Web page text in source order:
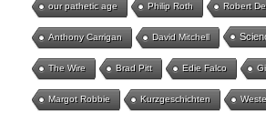
our pathetic age Philip Roth Robert
Anthony Carrigan David Mitchell
The Wire Brad Pitt Edie Falco
Margot Robbie Kurzgeschichten